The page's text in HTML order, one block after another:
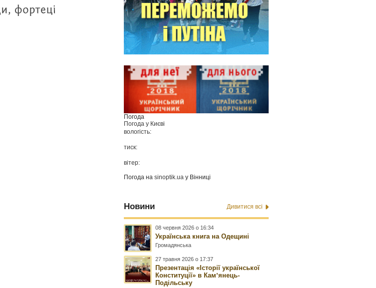
Погода
Погода у Києві
вологість:
тиск:
вітер:
Погода наsinoptik.ua у Вінниці
Новини Дивитися всі
08 червня 2026 о 16:34
Українська книга на Одещині
Громадянська
27 травня 2026 о 17:37
Презентація «Історії української
Конституції» в Камʼянець-
Подільську